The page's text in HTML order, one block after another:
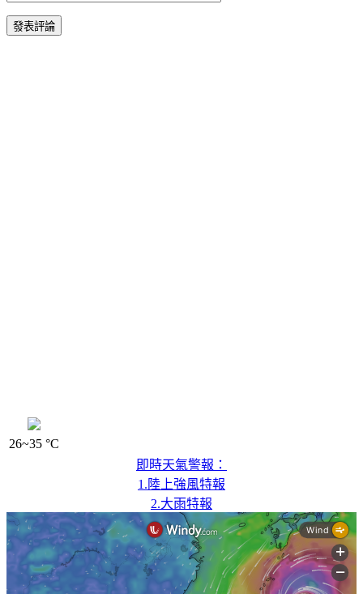
26~35 °C
即時天氣警報：
1.陸上強風特報
2.大雨特報